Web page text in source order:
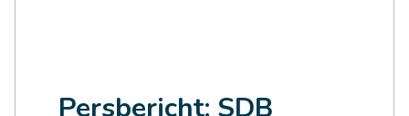
Persbericht: SDB